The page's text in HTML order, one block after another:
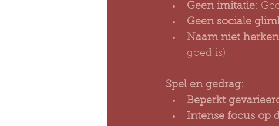
Geen imitatie:
Geen sociale
Naam niet
goed is)
Spel en gedrag:
Beperkt
Intense focus op